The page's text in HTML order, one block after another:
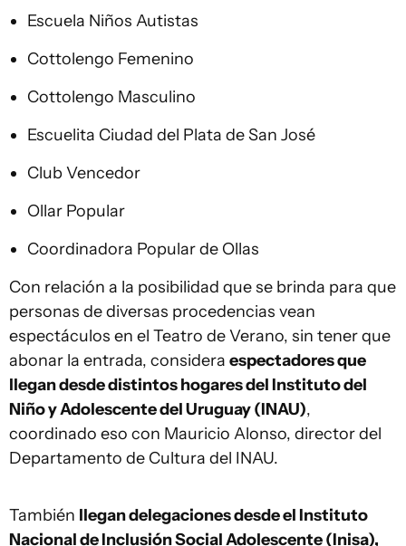
Escuela Niños Autistas
Cottolengo Femenino
Cottolengo Masculino
Escuelita Ciudad del Plata de San José
Club Vencedor
Ollar Popular
Coordinadora Popular de Ollas
Con relación a la posibilidad que se brinda para que
personas de diversas procedencias vean
espectáculos en el Teatro de Verano, sin tener que
abonar la entrada, considera espectadores que
llegan desde distintos hogares del Instituto del
Niño y Adolescente del Uruguay (INAU),
coordinado eso con Mauricio Alonso, director del
Departamento de Cultura del INAU.
También llegan delegaciones desde el Instituto
Nacional de Inclusión Social Adolescente (Inisa),